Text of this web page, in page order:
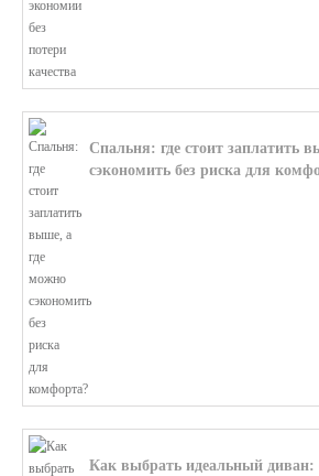
Спальня: где стоит заплатить
сэкономить без риска для
Как выбрать идеальный диван: